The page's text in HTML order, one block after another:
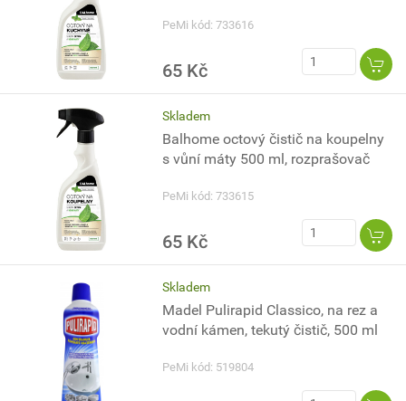
PeMi kód: 733616
65 Kč
Skladem
Balhome octový čistič na koupelny
s vůní máty 500 ml, rozprašovač
PeMi kód: 733615
65 Kč
Skladem
Madel Pulirapid Classico, na rez a
vodní kámen, tekutý čistič, 500 ml
PeMi kód: 519804